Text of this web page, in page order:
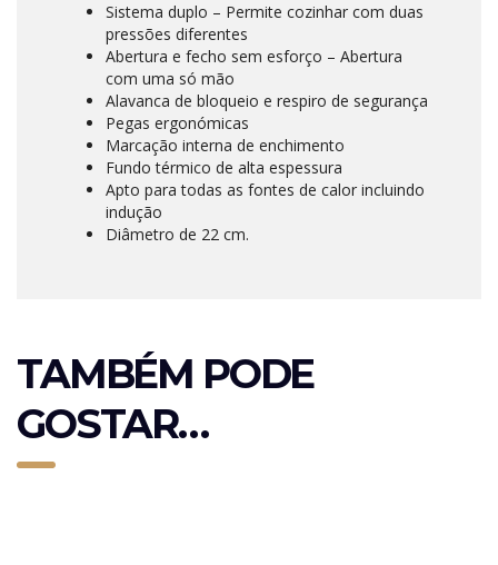
Sistema duplo – Permite cozinhar com duas
pressões diferentes
Abertura e fecho sem esforço – Abertura
com uma só mão
Alavanca de bloqueio e respiro de segurança
Pegas ergonómicas
Marcação interna de enchimento
Fundo térmico de alta espessura
Apto para todas as fontes de calor incluindo
indução
Diâmetro de 22 cm.
TAMBÉM PODE
GOSTAR…